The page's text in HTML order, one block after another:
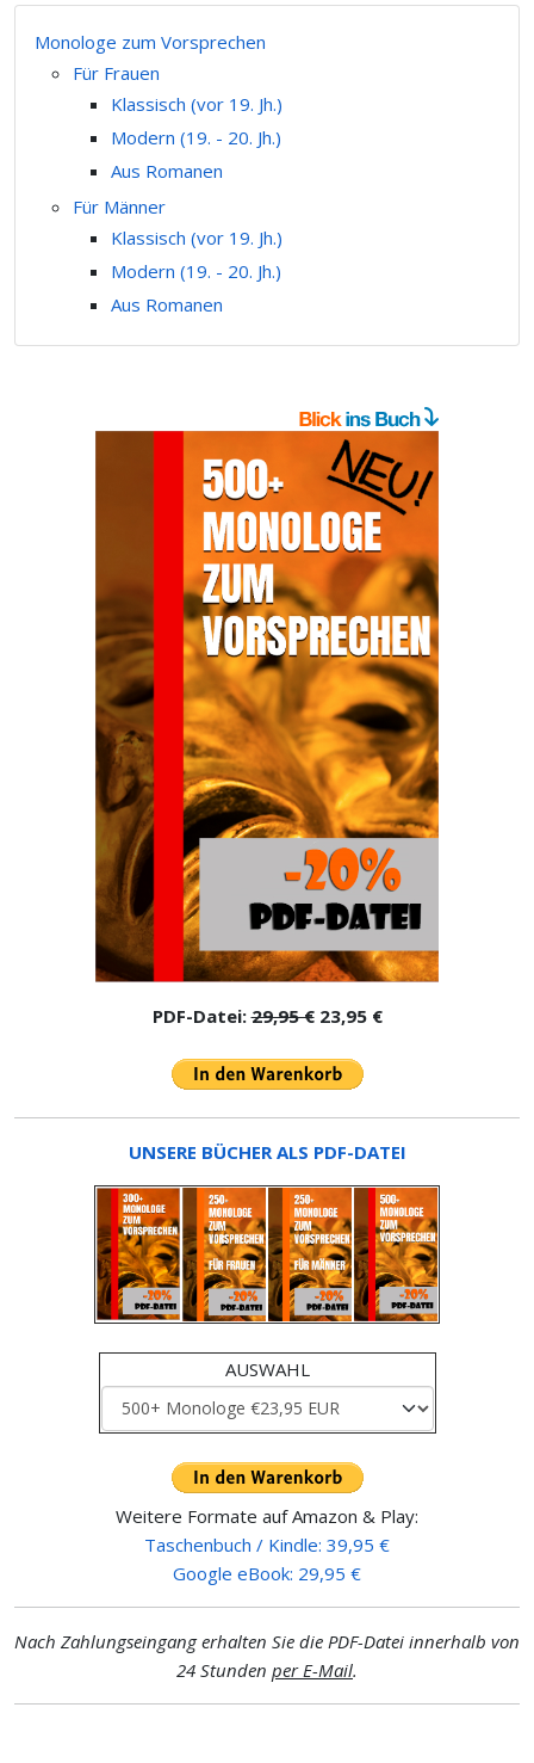
Monologe zum Vorsprechen
Für Frauen
Klassisch (vor 19. Jh.)
Modern (19. - 20. Jh.)
Aus Romanen
Für Männer
Klassisch (vor 19. Jh.)
Modern (19. - 20. Jh.)
Aus Romanen
PDF-Datei:29,95 €23,95 €
UNSERE BÜCHER ALS PDF-DATEI
AUSWAHL
Weitere Formate auf Amazon & Play:
Taschenbuch / Kindle: 39,95 €
Google eBook: 29,95 €
Nach Zahlungseingang erhalten Sie die PDF-Datei innerhalb von
24 Stunden per E-Mail.